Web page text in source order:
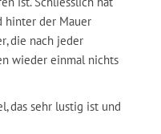
hinter der Mauer
die nach jeder
wieder einmal nichts
das sehr lustig ist und